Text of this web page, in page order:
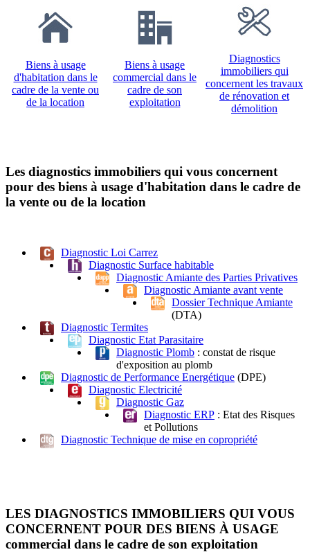
Biens à usage
d'habitation dans le
cadre de la vente ou
de la location
Biens à usage
commercial dans le
cadre de son
exploitation
Diagnostics
immobiliers qui
concernent les travaux
de rénovation et
démolition
Les diagnostics immobiliers qui vous concernent
pour des biens à usage d'habitation dans le cadre de
la vente ou de la location
Diagnostic Loi Carrez
Diagnostic Surface habitable
Diagnostic Amiante des Parties Privatives
Diagnostic Amiante avant vente
Dossier Technique Amiante
(DTA)
Diagnostic Termites
Diagnostic Etat Parasitaire
Diagnostic Plomb : constat de risque
d'exposition au plomb
Diagnostic de Performance Energétique (DPE)
Diagnostic Electricité
Diagnostic Gaz
Diagnostic ERP : Etat des Risques
et Pollutions
Diagnostic Technique de mise en copropriété
LES DIAGNOSTICS IMMOBILIERS QUI VOUS
CONCERNENT POUR DES BIENS À USAGE
commercial dans le cadre de son exploitation